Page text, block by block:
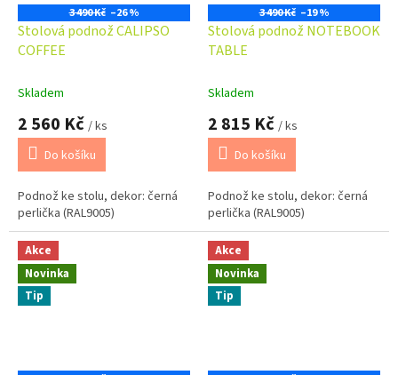
3 490 Kč –26 %
Stolová podnož CALIPSO
COFFEE
Skladem
2 560 Kč / ks
Do košíku
Podnož ke stolu, dekor: černá
perlička (RAL9005)
3 490 Kč –19 %
Stolová podnož NOTEBOOK
TABLE
Skladem
2 815 Kč / ks
Do košíku
Podnož ke stolu, dekor: černá
perlička (RAL9005)
Akce
Novinka
Tip
Akce
Novinka
Tip